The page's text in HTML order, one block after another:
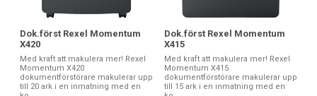
Dok.först Rexel Momentum
X420
Med kraft att makulera mer! Rexel
Momentum X420
dokumentförstörare makulerar upp
till 20 ark i en inmatning med en
Dok.först Rexel Momentum
X415
Med kraft att makulera mer! Rexel
Momentum X415
dokumentförstörare makulerar upp
till 15 ark i en inmatning med en